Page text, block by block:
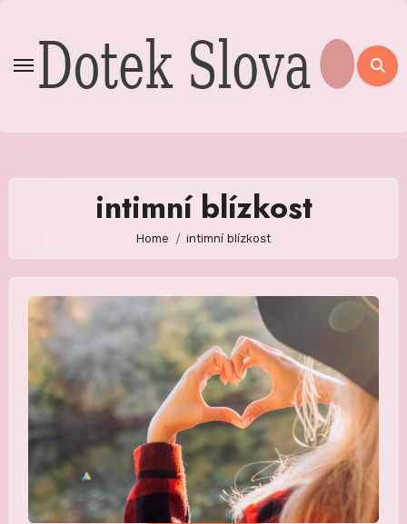
content
intimní blízkost
Home intimní blízkost